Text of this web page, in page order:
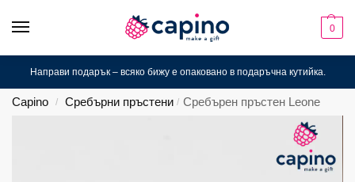
0
Направи подарък – всяко бижу е опаковано в подаръчна кутийка.
Capino / Сребърни пръстени / Сребърен пръстен Leone